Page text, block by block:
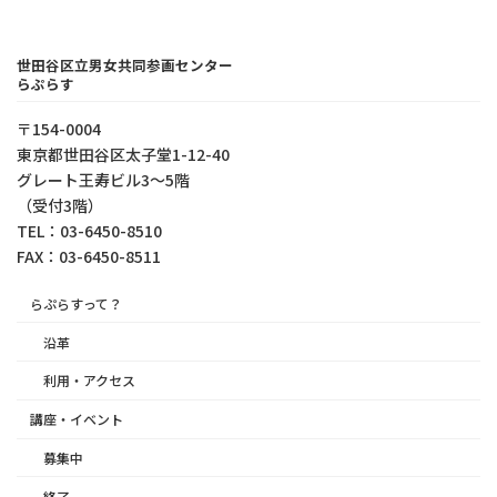
世田谷区立男女共同参画センター
らぷらす
〒154-0004
東京都世⽥⾕区太⼦堂1-12-40
グレート王寿ビル3～5階
（受付3階）
TEL：03-6450-8510
FAX：03-6450-8511
らぷらすって？
沿革
利用・アクセス
講座・イベント
募集中